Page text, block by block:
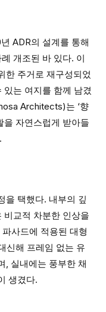
ADR의 설계를 통해
개조된 바 있다. 이
한 주거로 재구성되었
는 여지를 함께 남겼
Architects)는 ‘향
을 자연스럽게 받아들
을 택했다. 내부의 깊
비교적 차분한 인상을
사드에 적용된 대형
신해 프레임 없는 유
, 실내에는 풍부한 채
생겼다.